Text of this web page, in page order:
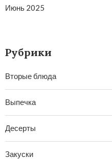
Июнь 2025
Рубрики
Вторые блюда
Выпечка
Десерты
Закуски